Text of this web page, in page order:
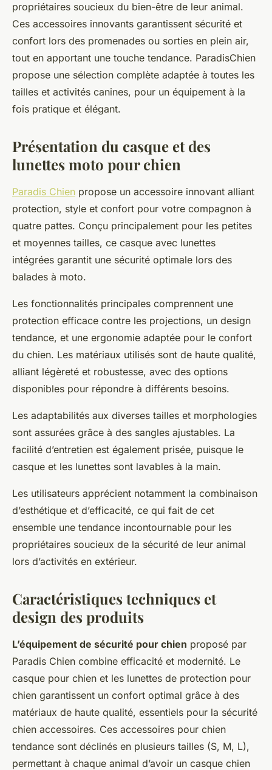
propriétaires soucieux du bien-être de leur animal.
Ces accessoires innovants garantissent sécurité et
confort lors des promenades ou sorties en plein air,
tout en apportant une touche tendance. ParadisChien
propose une sélection complète adaptée à toutes les
tailles et activités canines, pour un équipement à la
fois pratique et élégant.
Présentation du casque et des
lunettes moto pour chien
Paradis Chien propose un accessoire innovant alliant
protection, style et confort pour votre compagnon à
quatre pattes. Conçu principalement pour les petites
et moyennes tailles, ce casque avec lunettes
intégrées garantit une sécurité optimale lors des
balades à moto.
Les fonctionnalités principales comprennent une
protection efficace contre les projections, un design
tendance, et une ergonomie adaptée pour le confort
du chien. Les matériaux utilisés sont de haute qualité,
alliant légèreté et robustesse, avec des options
disponibles pour répondre à différents besoins.
Les adaptabilités aux diverses tailles et morphologies
sont assurées grâce à des sangles ajustables. La
facilité d’entretien est également prisée, puisque le
casque et les lunettes sont lavables à la main.
Les utilisateurs apprécient notamment la combinaison
d’esthétique et d’efficacité, ce qui fait de cet
ensemble une tendance incontournable pour les
propriétaires soucieux de la sécurité de leur animal
lors d’activités en extérieur.
Caractéristiques techniques et
design des produits
L’équipement de sécurité pour chien proposé par
Paradis Chien combine efficacité et modernité. Le
casque pour chien et les lunettes de protection pour
chien garantissent un confort optimal grâce à des
matériaux de haute qualité, essentiels pour la sécurité
chien accessoires. Ces accessoires pour chien
tendance sont déclinés en plusieurs tailles (S, M, L),
permettant à chaque animal d’avoir un casque chien